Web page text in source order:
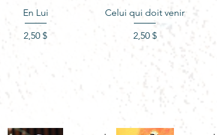
Aperçu rapide
En Lui
Prix
2,50 $
Aperçu rapide
Celui qui doit venir
Prix
2,50 $